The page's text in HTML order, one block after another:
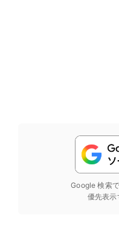
Google 検索
優先表示